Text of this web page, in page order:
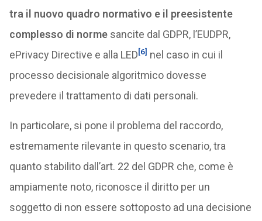
tra il nuovo quadro normativo e il preesistente
complesso di normesancite dal GDPR, l’EUDPR,
ePrivacy Directive e alla LED[6] nel caso in cui il
processo decisionale algoritmico dovesse
prevedere il trattamento di dati personali.
In particolare, si pone il problema del raccordo,
estremamente rilevante in questo scenario, tra
quanto stabilito dall’art. 22 del GDPR che, come è
ampiamente noto, riconosce il diritto per un
soggetto di non essere sottoposto ad una decisione